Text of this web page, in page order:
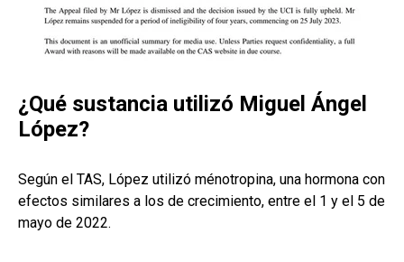
¿Qué sustancia utilizó Miguel Ángel
López?
Según el TAS, López utilizó ménotropina, una hormona con
efectos similares a los de crecimiento, entre el 1 y el 5 de
mayo de 2022.